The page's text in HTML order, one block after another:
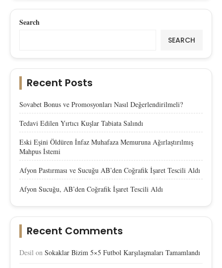
Search
SEARCH
Recent Posts
Sovabet Bonus ve Promosyonları Nasıl Değerlendirilmeli?
Tedavi Edilen Yırtıcı Kuşlar Tabiata Salındı
Eski Eşini Öldüren İnfaz Muhafaza Memuruna Ağırlaştırılmış
Mahpus İstemi
Afyon Pastırması ve Sucuğu AB’den Coğrafik İşaret Tescili Aldı
Afyon Sucuğu, AB’den Coğrafik İşaret Tescili Aldı
Recent Comments
Desil on Sokaklar Bizim 5×5 Futbol Karşılaşmaları Tamamlandı